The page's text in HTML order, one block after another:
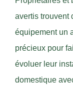
avertis trouvent
équipement un
précieux pour
évoluer leur
domestique